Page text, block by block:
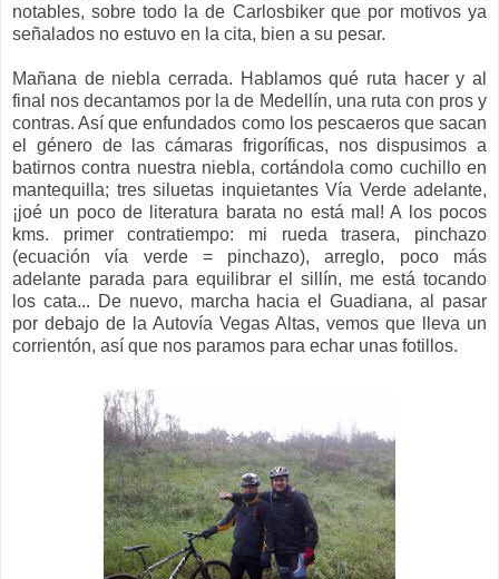
notables, sobre todo la de Carlosbiker que por motivos ya
señalados no estuvo en la cita, bien a su pesar.
Mañana de niebla cerrada. Hablamos qué ruta hacer y al
final nos decantamos por la de Medellín, una ruta con pros y
contras. Así que enfundados como los pescaeros que sacan
el género de las cámaras frigoríficas, nos dispusimos a
batirnos contra nuestra niebla, cortándola como cuchillo en
mantequilla; tres siluetas inquietantes Vía Verde adelante,
¡joé un poco de literatura barata no está mal! A los pocos
kms. primer contratiempo: mi rueda trasera, pinchazo
(ecuación vía verde = pinchazo), arreglo, poco más
adelante parada para equilibrar el sillín, me está tocando
los cata... De nuevo, marcha hacia el Guadiana, al pasar
por debajo de la Autovía Vegas Altas, vemos que lleva un
corrientón, así que nos paramos para echar unas fotillos.